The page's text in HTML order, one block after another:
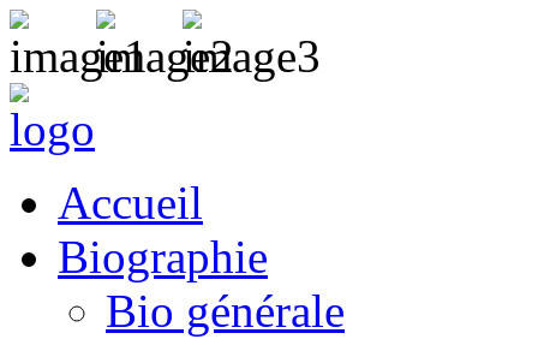
Accueil
Biographie
Bio générale